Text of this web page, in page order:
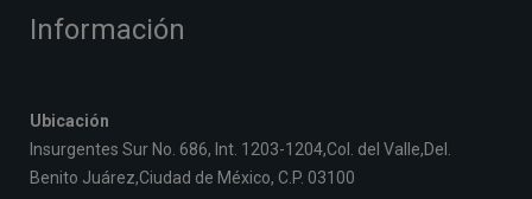
Información
Ubicación
Insurgentes Sur No. 686, Int. 1203-1204,Col. del Valle,Del.
Benito Juárez,Ciudad de México, C.P. 03100